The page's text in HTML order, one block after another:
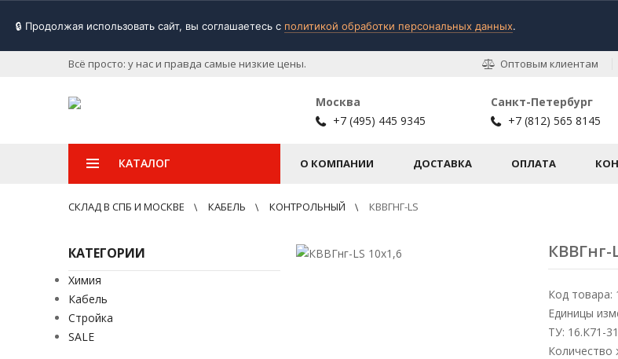
🔒 Продолжая использовать сайт, вы соглашаетесь с политикой обработки персональных данных.
Всё просто: у нас и правда самые низкие цены. Оптовым клиентам
Москва
+7 (495) 445 9345
Санкт-Петербург
+7 (812) 565 8145
КАТАЛОГ О КОМПАНИИ ДОСТАВКА ОПЛАТА
СКЛАД В СПБ И МОСКВЕ КАБЕЛЬ КОНТРОЛЬНЫЙ КВВГНГ-LS
КВВГнг-
Код товара:
Единицы
ТУ: 16.К71-
Количество
КАТЕГОРИИ
Химия
Кабель
Стройка
SALE